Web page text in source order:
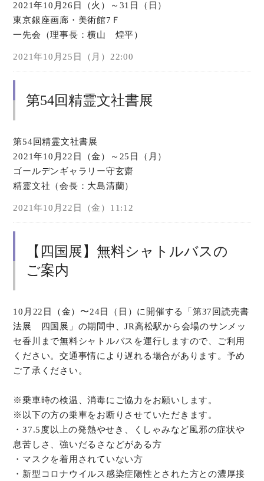
2021年10月26日（火）～31日（日）
東京銀座画廊・美術館7Ｆ
一先会（理事長：横山 煌平）
2021年10月25日（月）22:00
第54回精霊文社書展
第54回精霊文社書展
2021年10月22日（金）～25日（月）
ゴールデンギャラリー守玄齋
精霊文社（会長：大島清蘭）
2021年10月22日（金）11:12
【四国展】無料シャトルバスの
ご案内
10月22日（金）〜24日（日）に開催する「第37回読売書
法展 四国展」の期間中、JR高松駅から会場のサンメッ
セ香川まで無料シャトルバスを運行しますので、ご利用
ください。交通事情により遅れる場合があります。予め
ご了承ください。
※乗車時の検温、消毒にご協力をお願いします。
※以下の方の乗車をお断りさせていただきます。
・37.5度以上の発熱やせき、くしゃみなど風邪の症状や
息苦しさ、強いだるさなどがある方
・マスクを着用されていない方
・新型コロナウイルス感染症陽性とされた方との濃厚接